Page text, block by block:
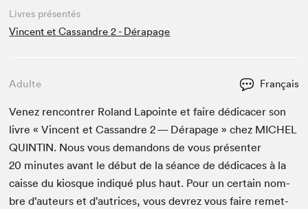
Livres présentés
Vincent et Cassandre 2 - Dérapage
Adulte Français
Venez ren­con­tr­er Roland Lapointe et faire dédi­cac­er son
livre « Vin­cent et Cas­san­dre2— Déra­page » chez MICHEL
QUINTIN. Nous vous deman­dons de vous présen­ter
20 min­utes avant le début de la séance de dédi­caces à la
caisse du kiosque indiqué plus haut. Pour un cer­tain nom­
bre d’auteurs et d’autrices, vous devrez vous faire remet­